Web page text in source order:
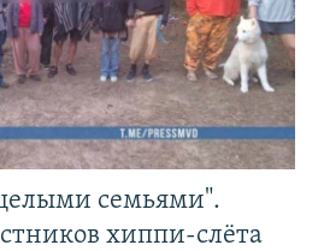
семьями".
хиппи-слёта